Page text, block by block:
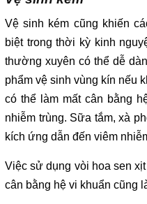
Vệ sinh kém cũng khiến
biệt trong thời kỳ kinh
thường xuyên có thể dễ
phẩm vệ sinh vùng kín nếu
có thể làm mất cân bằng
nhiễm trùng. Sữa tắm, xà
kích ứng dẫn đến viêm
Việc sử dụng vòi hoa sen
cân bằng hệ vi khuẩn cũng